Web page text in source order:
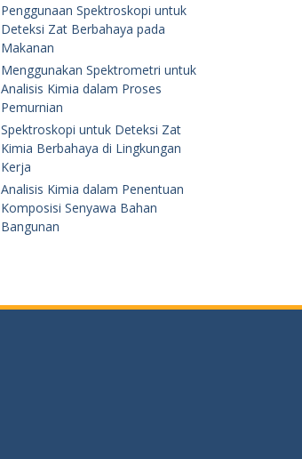
Penggunaan Spektroskopi untuk
Deteksi Zat Berbahaya pada
Makanan
Menggunakan Spektrometri untuk
Analisis Kimia dalam Proses
Pemurnian
Spektroskopi untuk Deteksi Zat
Kimia Berbahaya di Lingkungan
Kerja
Analisis Kimia dalam Penentuan
Komposisi Senyawa Bahan
Bangunan